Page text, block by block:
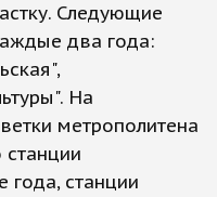
Следующие
два года:
На
метрополитена
года, станции